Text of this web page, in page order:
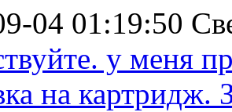
04 01:19:50
у меня
на картридж.